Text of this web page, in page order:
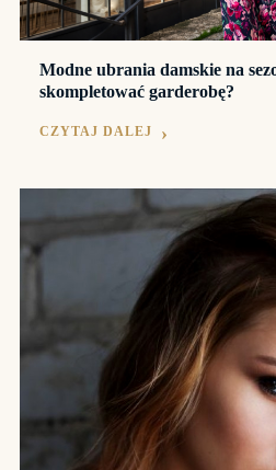
Modne ubrania damskie na
skompletować garderobę?
CZYTAJ DALEJ